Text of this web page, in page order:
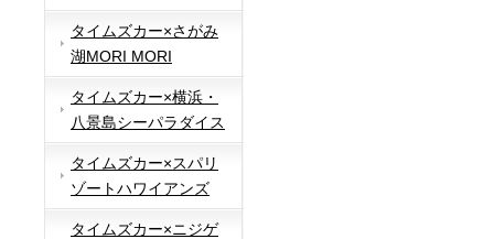
タイムズカー×さがみ
湖MORI MORI
タイムズカー×横浜・
八景島シーパラダイス
タイムズカー×スパリ
ゾートハワイアンズ
タイムズカー×ニジゲ